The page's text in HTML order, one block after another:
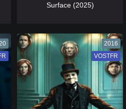
Surface (2025)
2016
VF
VOSTFR